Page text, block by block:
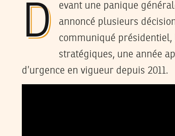
Devant une panique générale, le Président de la République, Béji Caid Essebssi, a
annoncé plusieurs
communiqué présidentiel,
stratégiques, une année
d’urgence en vigueur depuis 2011.